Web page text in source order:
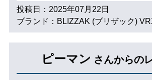
投稿日：2025年07月22日
ブランド：BLIZZAK (ブリザック)
ピーマン さんからの